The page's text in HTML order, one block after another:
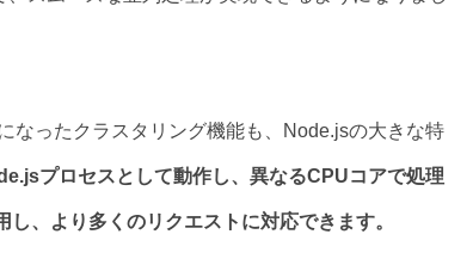
なったクラスタリング機能も、Node.jsの大きな特
プロセスとして動作し、異なるCPUコアで処理
、より多くのリクエストに対応できます。